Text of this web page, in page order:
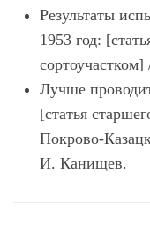
Результаты
1953 год:
Лучше
[статья
Покрово-
И. Канищев.